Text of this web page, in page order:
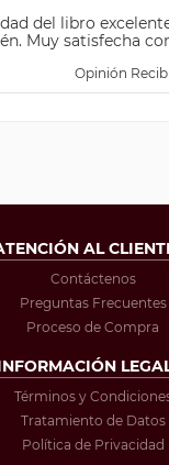
del libro
Muy satisfecha
Opinión
AL
Contáctenos
Preguntas Frecuentes
Proceso de Compra
Términos y
Tratamiento de Datos
Política de Privacidad